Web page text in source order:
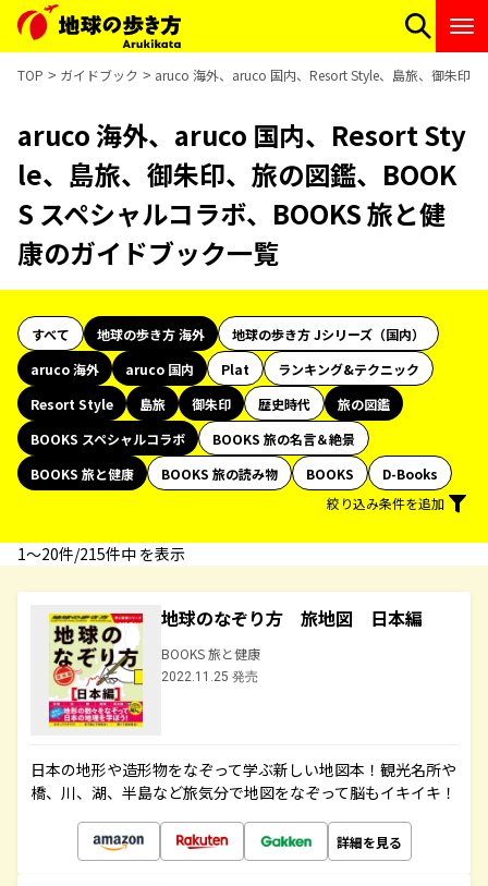
TOP ガイドブック aruco 海外、aruco 国内、Resort Style、島旅、御朱印
aruco 海外、aruco 国内、Resort Sty
le、島旅、御朱印、旅の図鑑、BOOK
S スペシャルコラボ、BOOKS 旅と健
康のガイドブック一覧
すべて 地球の歩き方 海外
地球の歩き方 Jシリーズ（国内）
aruco 海外
aruco 国内 Plat
ランキング&テクニック
Resort Style
島旅 御朱印 歴史時代
旅の図鑑
BOOKS スペシャルコラボ
BOOKS 旅の名言＆絶景
BOOKS 旅と健康
BOOKS 旅の読み物 BOOKS
D-Books
絞り込み条件を追加
1〜20件/215件中 を表示
地球のなぞり方 旅地図 日本編
BOOKS 旅と健康
2022.11.25 発売
日本の地形や造形物をなぞって学ぶ新しい地図本！観光名所や
橋、川、湖、半島など旅気分で地図をなぞって脳もイキイキ！
詳細を見る